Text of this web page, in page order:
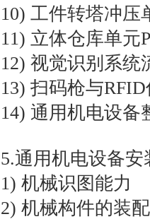
10) 工件转塔冲压
11) 立体仓库单元
12) 视觉识别系统
13) 扫码枪与
14) 通用机电设备
5.通用机电设备
1) 机械识图能力
2) 机械构件的装